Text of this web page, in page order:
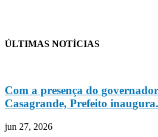
ÚLTIMAS NOTÍCIAS
Com a presença do
Casagrande, Prefeito
jun 27, 2026